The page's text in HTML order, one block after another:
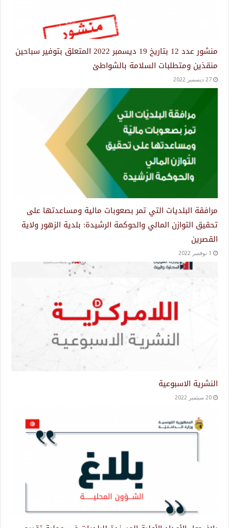
منشور عدد 12 بتاريخ 19 ديسمبر 2022 المتعلق بتوفير سباحين
منقذين ومتطلبات السلامة بالشواطئ
27 ديسمبر 2022
مرافقة البلديات التي تمر بصعوبات مالية ومساعدتها على
تحقيق التوازن المالي والحوكمة الرشيدة: بلدية الزهور ولاية
القصرين
1 نوفمبر 2022
النشرية الاسبوعية
20 سبتمبر 2022